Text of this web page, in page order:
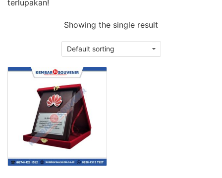
terlupakan!
Showing the single result